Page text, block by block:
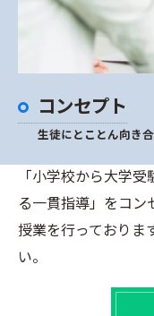
コンセプト
生徒にとことん向き
「小学校から大学
る一貫指導」をコ
授業を行っておりま
い。